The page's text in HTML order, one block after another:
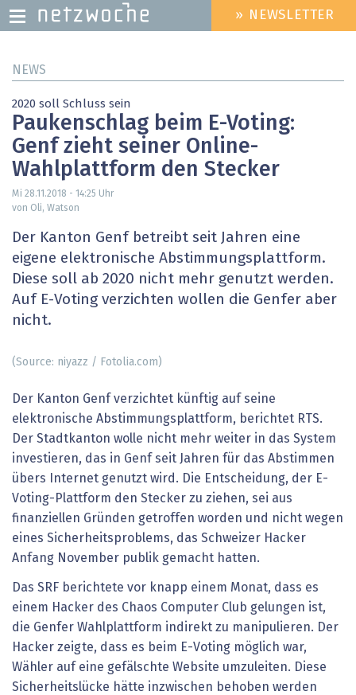
zum
HEADER
MENU
» NEWSLETTER
NEWS
2020 soll Schluss sein
Paukenschlag beim E-Voting:
Genf zieht seiner Online-
Wahlplattform den Stecker
Mi 28.11.2018 - 14:25 Uhr
von Oli, Watson
Der Kanton Genf betreibt seit Jahren eine
eigene elektronische Abstimmungsplattform.
Diese soll ab 2020 nicht mehr genutzt werden.
Auf E-Voting verzichten wollen die Genfer aber
nicht.
(Source: niyazz / Fotolia.com)
Der Kanton Genf verzichtet künftig auf seine
elektronische Abstimmungsplattform, berichtet RTS.
Der Stadtkanton wolle nicht mehr weiter in das System
investieren, das in Genf seit Jahren für das Abstimmen
übers Internet genutzt wird. Die Entscheidung, der E-
Voting-Plattform den Stecker zu ziehen, sei aus
finanziellen Gründen getroffen worden und nicht wegen
eines Sicherheitsproblems, das Schweizer Hacker
Anfang November publik gemacht hatten.
Das SRF berichtete vor knapp einem Monat, dass es
einem Hacker des Chaos Computer Club gelungen ist,
die Genfer Wahlplattform indirekt zu manipulieren. Der
Hacker zeigte, dass es beim E-Voting möglich war,
Wähler auf eine gefälschte Website umzuleiten. Diese
Sicherheitslücke hätte inzwischen behoben werden